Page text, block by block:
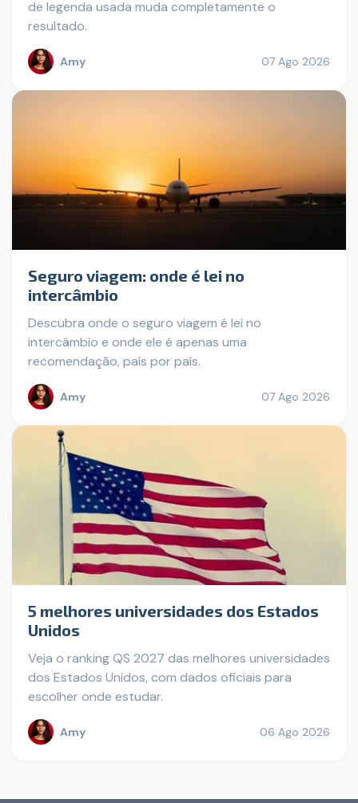
de legenda usada muda completamente o
resultado.
Amy 07 Ago 2026
Seguro viagem: onde é lei no
intercâmbio
Descubra onde o seguro viagem é lei no
intercâmbio e onde ele é apenas uma
recomendação, país por país.
Amy 07 Ago 2026
5 melhores universidades dos Estados
Unidos
Veja o ranking QS 2027 das melhores universidades
dos Estados Unidos, com dados oficiais para
escolher onde estudar.
Amy 06 Ago 2026